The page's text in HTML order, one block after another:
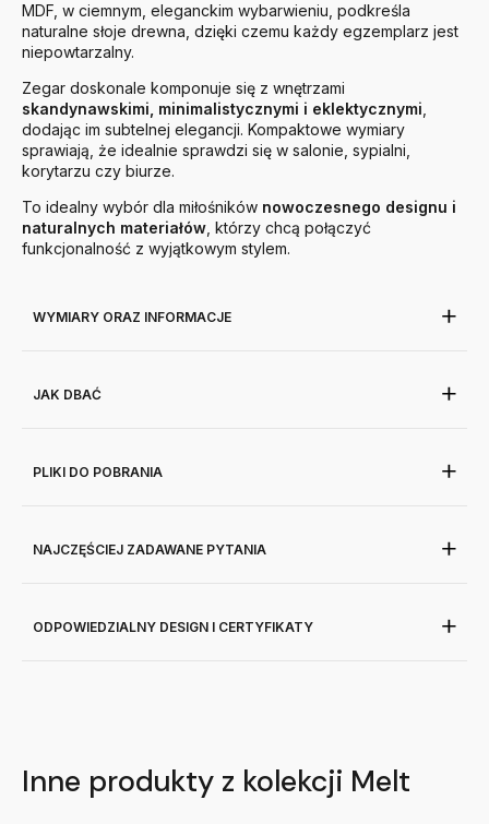
MDF, w ciemnym, eleganckim wybarwieniu, podkreśla
naturalne słoje drewna, dzięki czemu każdy egzemplarz jest
niepowtarzalny.
Zegar doskonale komponuje się z wnętrzami
skandynawskimi, minimalistycznymi i eklektycznymi
dodając im subtelnej elegancji. Kompaktowe wymiary
sprawiają, że idealnie sprawdzi się w salonie, sypialni,
korytarzu czy biurze.
To idealny wybór dla miłośników nowoczesnego designu i
naturalnych materiałów , którzy chcą połączyć
funkcjonalność z wyjątkowym stylem.
WYMIARY ORAZ INFORMACJE
JAK DBAĆ
PLIKI DO POBRANIA
NAJCZĘŚCIEJ ZADAWANE PYTANIA
ODPOWIEDZIALNY DESIGN I CERTYFIKATY
Inne produkty z kolekcji Melt